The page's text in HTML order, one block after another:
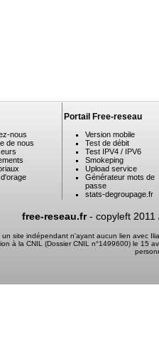
nous
de nous
Portail Free-reseau
Version mobile
Test de débit
Test IPV4 / IPV6
Smokeping
Upload service
Générateur mots de
passe
stats-degroupage.fr
free-reseau.fr- copyleft 2011
un site indépendant n'ayant aucun lien avec
à la CNIL (Dossier CNIL n°1499600) le 15